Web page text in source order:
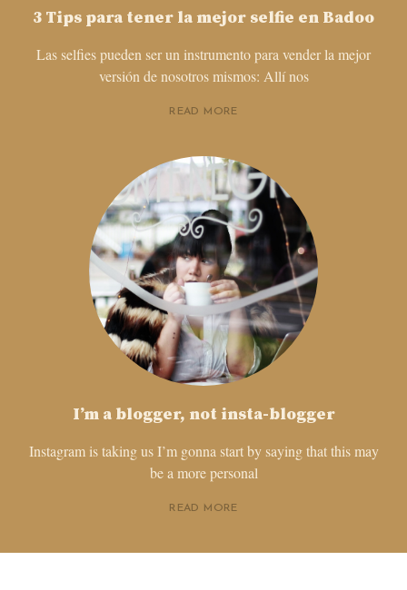
3 Tips para tener la mejor selfie en Badoo
Las selfies pueden ser un instrumento para vender la mejor
versión de nosotros mismos: Allí nos
READ MORE
I’m a blogger, not insta-blogger
Instagram is taking us I’m gonna start by saying that this may
be a more personal
READ MORE